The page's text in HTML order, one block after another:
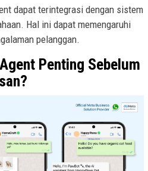
dapat terintegrasi dengan sistem
Hal ini dapat memengaruhi
pelanggan.
Penting Sebelum